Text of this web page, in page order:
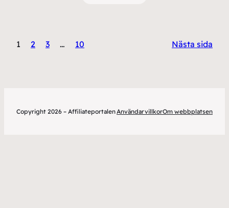
1 2 3 … 10 Nästa sida
Copyright 2026 – AffiliateportalenAnvändarvillkorOm webbplatsen